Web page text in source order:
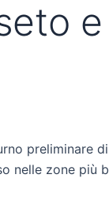
preliminare di
nelle zone più